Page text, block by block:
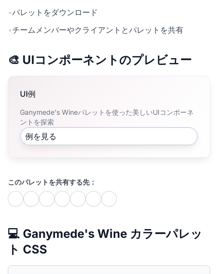
•パレットをダウンロード
•チームメンバーやクライアントとパレットを共有
🎨 UIコンポーネントのプレビュー
UI例
Ganymede's Wineパレットを使った美しいUIコンポーネ
ントを探索
例を見る
このパレットを共有する先：
💻 Ganymede's Wine カラーパレッ
ト CSS